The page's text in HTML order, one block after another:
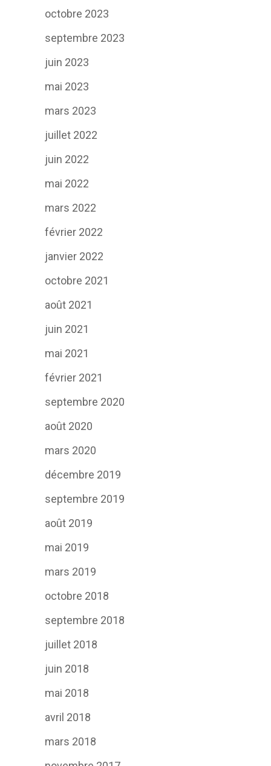
octobre 2023
septembre 2023
juin 2023
mai 2023
mars 2023
juillet 2022
juin 2022
mai 2022
mars 2022
février 2022
janvier 2022
octobre 2021
août 2021
juin 2021
mai 2021
février 2021
septembre 2020
août 2020
mars 2020
décembre 2019
septembre 2019
août 2019
mai 2019
mars 2019
octobre 2018
septembre 2018
juillet 2018
juin 2018
mai 2018
avril 2018
mars 2018